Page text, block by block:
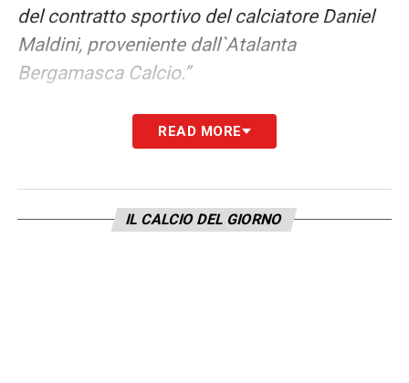
del contratto sportivo del calciatore Daniel
Maldini, proveniente dall`Atalanta
Bergamasca Calcio.”
LEGGI ANCHE –Ultime Notizie Serie A:
tutte le novità del giorno sul massimo
READ MORE
IL CALCIO DEL GIORNO